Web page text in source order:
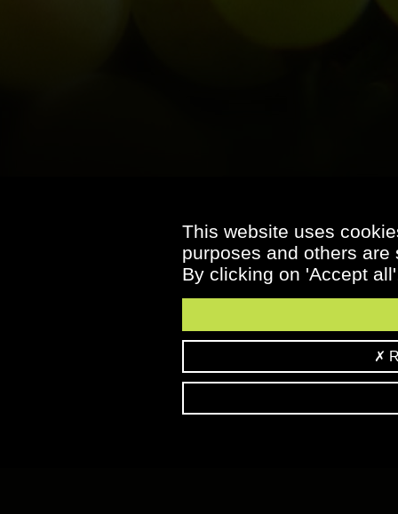
This website uses
purposes and others
By clicking on 'Accept